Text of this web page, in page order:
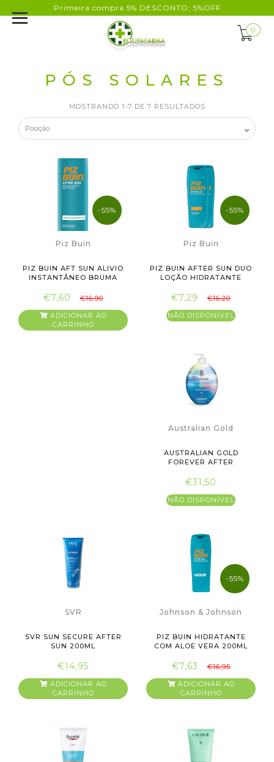
Primeira compra 5% DESCONTO: 5%OFF
0
PÓS SOLARES
MOSTRANDO 1-7 DE 7 RESULTADOS
-55%
Piz Buin
PIZ BUIN AFT SUN ALIVIO
INSTANTÂNEO BRUMA
€7,60
€16,90
ADICIONAR AO
CARRINHO
-55%
Piz Buin
PIZ BUIN AFTER SUN DUO
LOÇÃO HIDRATANTE
€7,29
€16,20
NÃO DISPONÍVEL
Australian Gold
AUSTRALIAN GOLD
FOREVER AFTER
€31,50
NÃO DISPONÍVEL
SVR
SVR SUN SECURE AFTER
SUN 200ML
€14,95
ADICIONAR AO
CARRINHO
-55%
Johnson & Johnson
PIZ BUIN HIDRATANTE
COM ALOE VERA 200ML
€7,63
€16,95
ADICIONAR AO
CARRINHO